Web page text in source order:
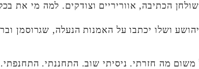
הכתיבה, אווריריים וצודקים. למה מי את
ושלו יכתבו על האמנות הנעלה, שגרוסמן
מה חזרתי. ניסיתי שוב. התחננתי.